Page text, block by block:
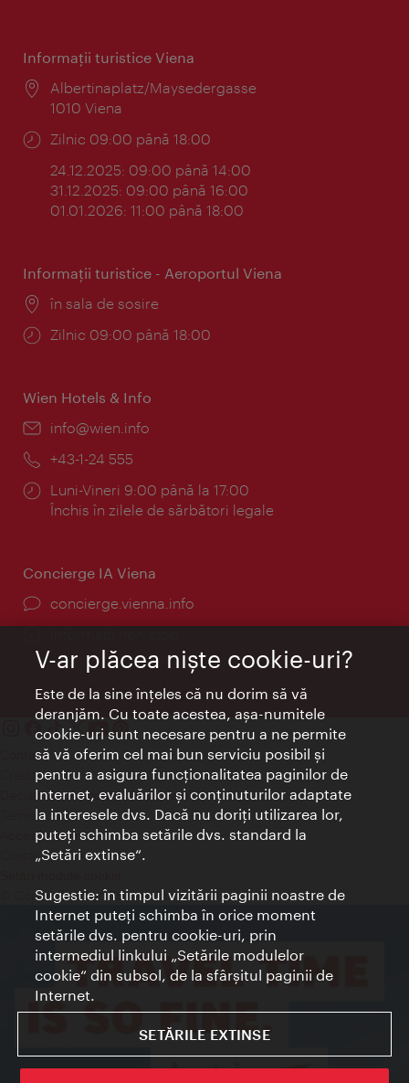
Informaţii turistice Viena
Locul:
Albertinaplatz/Maysedergasse
1010 Viena
Program:
Zilnic 09:00 până 18:00
24.12.2025: 09:00 până 14:00
31.12.2025: 09:00 până 16:00
01.01.2026: 11:00 până 18:00
Informaţii turistice - Aeroportul Viena
Locul:
în sala de sosire
Program:
Zilnic 09:00 până 18:00
Wien Hotels & Info
E-
info@wien.info
Telefon:
+43-1-24 555
Program:
Luni-Vineri 9:00 până la 17:00
Închis în zilele de sărbători legale
Concierge IA Viena
concierge.vienna.info
Contact
Credits
Declaraţie privind protecţia datelor
Terms of Use
Accesibilitate
Contact presa
© Copyright Wien Tourismus
V-ar plăcea nişte cookie-uri?
Este de la sine înţeles că nu dorim să vă
deranjăm. Cu toate acestea, aşa-numitele
cookie-uri sunt necesare pentru a ne permite
să vă oferim cel mai bun serviciu posibil şi
pentru a asigura funcţionalitatea paginilor de
Internet, evaluărilor şi conţinuturilor adaptate
la interesele dvs. Dacă nu doriţi utilizarea lor,
puteţi schimba setările dvs. standard la
„Setări extinse“.
Sugestie: în timpul vizitării paginii noastre de
Internet puteţi schimba în orice moment
setările dvs. pentru cookie-uri, prin
intermediul linkului „Setările modulelor
cookie“ din subsol, de la sfârşitul paginii de
Internet.
SETĂRILE EXTINSE